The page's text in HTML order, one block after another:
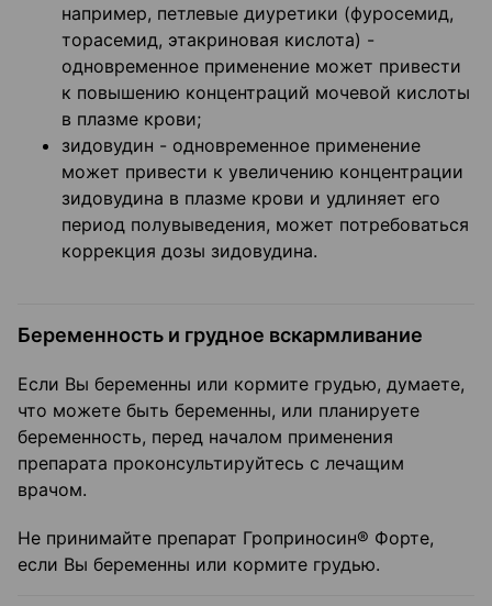
например, петлевые диуретики (фуросемид,
торасемид, этакриновая кислота) -
одновременное применение может привести
к повышению концентраций мочевой кислоты
в плазме крови;
зидовудин - одновременное применение
может привести к увеличению концентрации
зидовудина в плазме крови и удлиняет его
период полувыведения, может потребоваться
коррекция дозы зидовудина.
Беременность и грудное вскармливание
Если Вы беременны или кормите грудью, думаете,
что можете быть беременны, или планируете
беременность, перед началом применения
препарата проконсультируйтесь с лечащим
врачом.
Не принимайте препарат Гроприносин® Форте,
если Вы беременны или кормите грудью.